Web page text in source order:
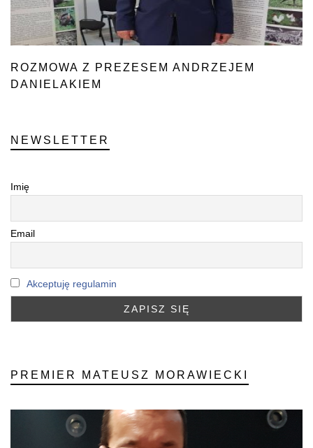
ROZMOWA Z PREZESEM ANDRZEJEM
DANIELAKIEM
NEWSLETTER
Imię
Email
Akceptuję regulamin
PREMIER MATEUSZ MORAWIECKI